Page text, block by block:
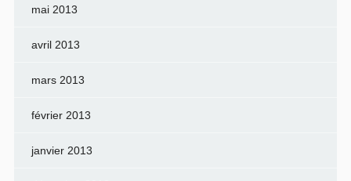
mai 2013
avril 2013
mars 2013
février 2013
janvier 2013